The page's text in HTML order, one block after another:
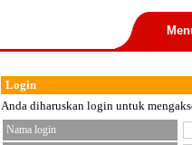
Login
Anda diharuskan login untuk
Nama login